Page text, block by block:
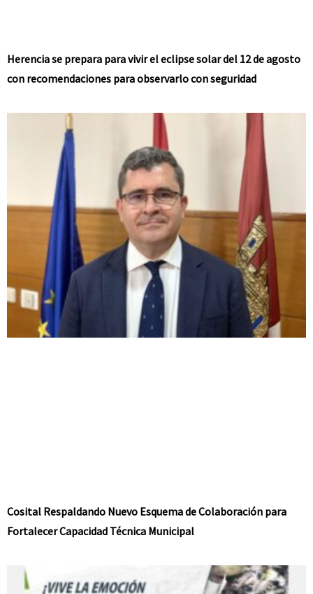
Herencia se prepara para vivir el eclipse solar del 12 de agosto
con recomendaciones para observarlo con seguridad
Cosital Respaldando Nuevo Esquema de Colaboración para
Fortalecer Capacidad Técnica Municipal